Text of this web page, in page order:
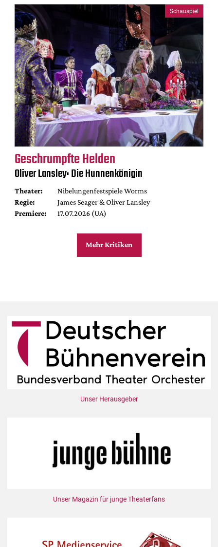
Schauspiel
Geschrumpfte Helden
Oliver Lansley: Die Hunnenkönigin
Theater:
Nibelungenfestspiele Worms
Regie:
James Seager & Oliver Lansley
Premiere:
17.07.2026 (UA)
Mehr Kritiken
Unser Herausgeber
Unser Magazin für junge Theaterfans